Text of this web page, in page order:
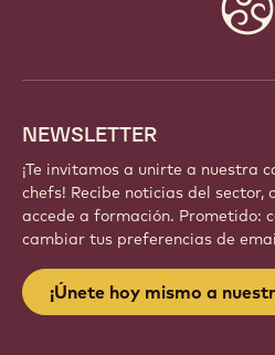
NEWSLETTER
¡Te invitamos a unirte a nuestra
chefs! Recibe noticias del sector,
accede a formación. Prometido:
cambiar tus preferencias de
¡Únete hoy mismo a